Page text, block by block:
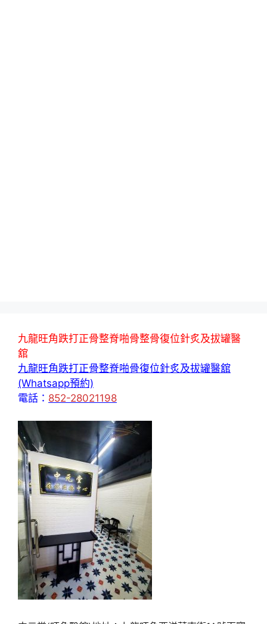
九龍旺角跌打正骨整脊啪骨整骨復位針炙及拔罐醫
舘
九龍旺角跌打正骨整脊啪骨復位針炙及拔罐醫舘
(Whatsapp預約)
電話： 852-28021198